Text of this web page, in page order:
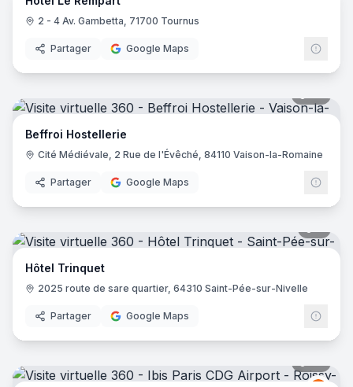
2 - 4 Av. Gambetta, 71700 Tournus
Partager Google Maps
Beffroi Hostellerie
Cité Médiévale, 2 Rue de l'Évêché, 84110 Vaison-la-Romaine
Partager Google Maps
Hôtel Trinquet
2025 route de sare quartier, 64310 Saint-Pée-sur-Nivelle
Partager Google Maps